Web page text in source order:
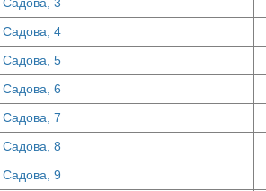
Садова, 4
Садова, 5
Садова, 6
Садова, 7
Садова, 8
Садова, 9